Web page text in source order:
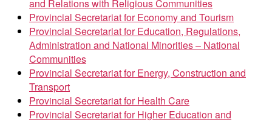
and Relations with Religious Communities
Provincial Secretariat for Economy and Tourism
Provincial Secretariat for Education, Regulations,
Administration and National Minorities – National
Communities
Provincial Secretariat for Energy, Construction and
Transport
Provincial Secretariat for Health Care
Provincial Secretariat for Higher Education and